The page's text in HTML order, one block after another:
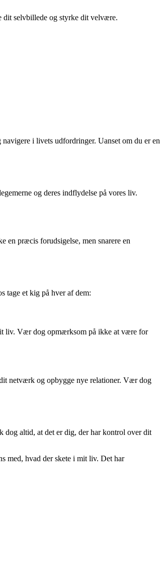
dit selvbillede og styrke dit velvære.
i livets udfordringer. Uanset om du er en
og deres indflydelse på vores liv.
en præcis forudsigelse, men snarere en
tage et kig på hver af dem:
liv. Vær dog opmærksom på ikke at være for
netværk og opbygge nye relationer. Vær dog
dog altid, at det er dig, der har kontrol over dit
med, hvad der skete i mit liv. Det har